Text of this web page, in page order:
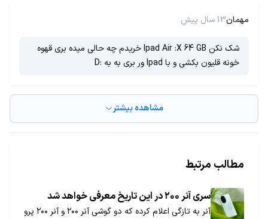
مهمان13 سال پیش
شک نکن Ipad Air :X 64 GB خریدم چه حالی میده بری قهوه
خونه قلیون بکشی و با Ipad ور بری به به :D
مشاهده بیشتر
مطالب مرتبط
سری آنر ۲۰۰ در این تاریخ معرفی خواهد شد
آنر به تازگی اعلام کرده که دو گوشی آنر ۲۰۰ و آنر ۲۰۰ پرو